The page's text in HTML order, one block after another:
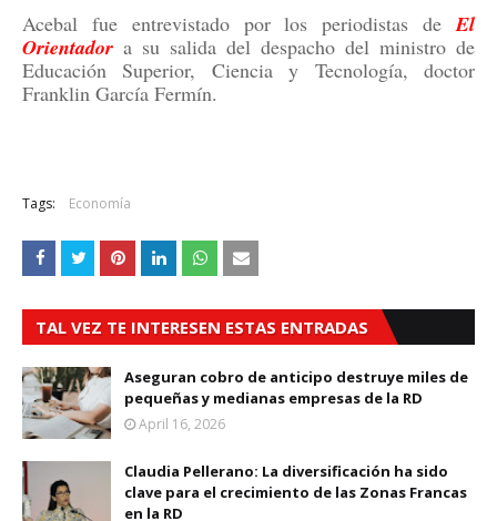
Acebal fue entrevistado por los periodistas deEl
Orientador a su salida del despacho del ministro de
Educación Superior, Ciencia y Tecnología, doctor
Franklin García Fermín.
Tags: Economía
TAL VEZ TE INTERESEN ESTAS ENTRADAS
Aseguran cobro de anticipo destruye miles de
pequeñas y medianas empresas de la RD
April 16, 2026
Claudia Pellerano: La diversificación ha sido
clave para el crecimiento de las Zonas Francas
en la RD